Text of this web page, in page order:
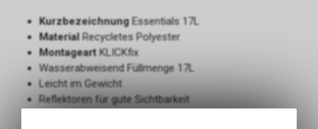
Kurzbezeichnung Essentials 17L
Material Recycletes Polyester
Montageart KLICKfix
Wasserabweisend Füllmenge 17L
Leicht im Gewicht
Reflektoren für gute Sichtbarkeit